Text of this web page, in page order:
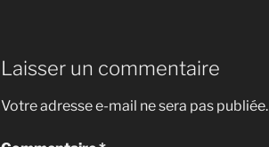
Laisser un commentaire
Votre adresse e-mail ne sera pas publiée.